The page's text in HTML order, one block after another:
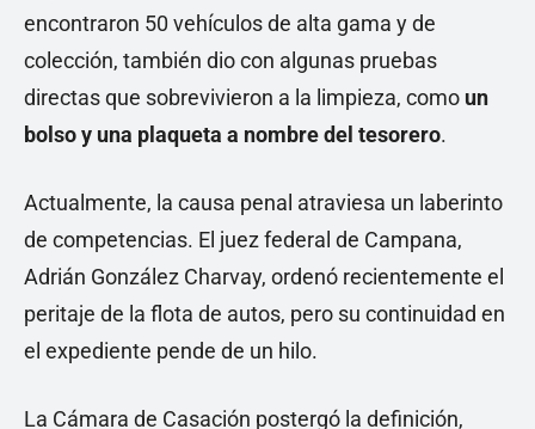
encontraron 50 vehículos de alta gama y de
colección, también dio con algunas pruebas
directas que sobrevivieron a la limpieza, como un
bolso y una plaqueta a nombre del tesorero.
Actualmente, la causa penal atraviesa un laberinto
de competencias. El juez federal de Campana,
Adrián González Charvay, ordenó recientemente el
peritaje de la flota de autos, pero su continuidad en
el expediente pende de un hilo.
La Cámara de Casación postergó la definición,